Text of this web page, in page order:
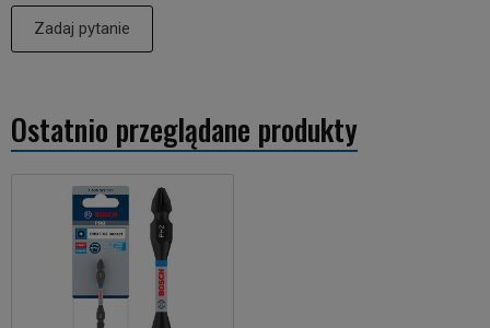
Zadaj pytanie
Ostatnio przeglądane produkty